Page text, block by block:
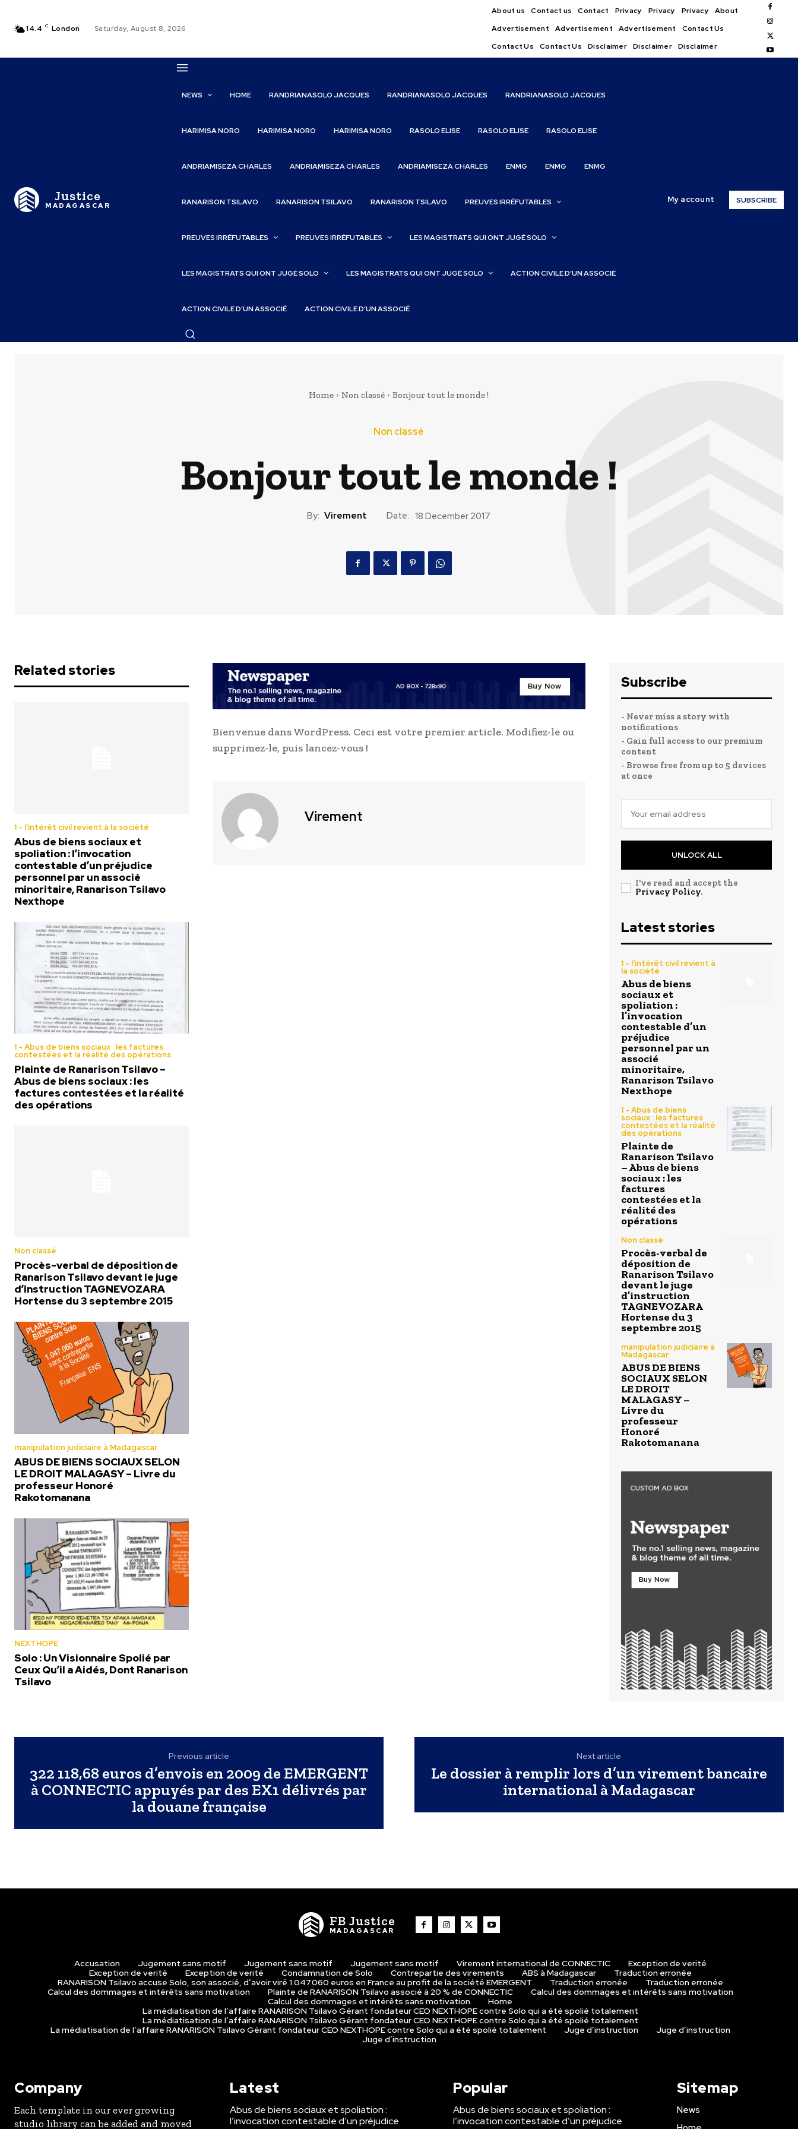
14.4 C London Saturday, August 8, 2026
About us Contact us Contact Privacy Privacy Privacy
About
Advertisement
Advertisement Advertisement
Contact Us
Contact Us
Contact Us Disclaimer Disclaimer Disclaimer
Justice
MADAGASCAR
NEWS HOME RANDRIANASOLO JACQUES RANDRIANASOLO JACQUES RANDRIANASOLO JACQUES
HARIMISA NORO HARIMISA NORO HARIMISA NORO RASOLO ELISE RASOLO ELISE RASOLO ELISE
ANDRIAMISEZA CHARLES ANDRIAMISEZA CHARLES ANDRIAMISEZA CHARLES ENMG ENMG ENMG
RANARISON TSILAVO RANARISON TSILAVO RANARISON TSILAVO PREUVES IRRÉFUTABLES
PREUVES IRRÉFUTABLES PREUVES IRRÉFUTABLES LES MAGISTRATS QUI ONT JUGÉ SOLO
LES MAGISTRATS QUI ONT JUGÉ SOLO LES MAGISTRATS QUI ONT JUGÉ SOLO ACTION CIVILE D’UN ASSOCIÉ
ACTION CIVILE D’UN ASSOCIÉ ACTION CIVILE D’UN ASSOCIÉ
My account SUBSCRIBE
Home Non classé Bonjour tout le monde !
Non classé
Bonjour tout le monde !
By: Virement Date: 18 December 2017
Related stories
1 - l'intérêt civil revient à la société
Abus de biens sociaux et
spoliation : l’invocation
contestable d’un préjudice
personnel par un associé
minoritaire, Ranarison Tsilavo
Nexthope
1 - Abus de biens sociaux : les factures
contestées et la réalité des opérations
Plainte de Ranarison Tsilavo –
Abus de biens sociaux : les
factures contestées et la réalité
des opérations
Non classé
Procès-verbal de déposition de
Ranarison Tsilavo devant le juge
d’instruction TAGNEVOZARA
Hortense du 3 septembre 2015
manipulation judiciaire à Madagascar
ABUS DE BIENS SOCIAUX SELON
LE DROIT MALAGASY – Livre du
professeur Honoré
Rakotomanana
NEXTHOPE
Solo : Un Visionnaire Spolié par
Ceux Qu’il a Aidés, Dont Ranarison
Tsilavo
Bienvenue dans WordPress. Ceci est votre premier article. Modifiez-le ou
supprimez-le, puis lancez-vous !
Virement
Subscribe
- Never miss a story with
notifications
- Gain full access to our premium
content
- Browse free from up to 5 devices
at once
UNLOCK ALL
I've read and accept the
Privacy Policy.
Latest stories
1 - l'intérêt civil revient à
la société
Abus de biens
sociaux et
spoliation :
l’invocation
contestable d’un
préjudice
personnel par un
associé
minoritaire,
Ranarison Tsilavo
Nexthope
1 - Abus de biens
sociaux : les factures
contestées et la réalité
des opérations
Plainte de
Ranarison Tsilavo
– Abus de biens
sociaux : les
factures
contestées et la
réalité des
opérations
Non classé
Procès-verbal de
déposition de
Ranarison Tsilavo
devant le juge
d’instruction
TAGNEVOZARA
Hortense du 3
septembre 2015
manipulation judiciaire à
Madagascar
ABUS DE BIENS
SOCIAUX SELON
LE DROIT
MALAGASY –
Livre du
professeur
Honoré
Rakotomanana
Previous article
322 118,68 euros d’envois en 2009 de EMERGENT
à CONNECTIC appuyés par des EX1 délivrés par
la douane française
Next article
Le dossier à remplir lors d’un virement bancaire
international à Madagascar
FB Justice
MADAGASCAR
Accusation Jugement sans motif Jugement sans motif Jugement sans motif Virement international de CONNECTIC
Exception de verité
Exception de verité
Exception de verité Condamnation de Solo Contrepartie des virements ABS à Madagascar
Traduction erronée
RANARISON Tsilavo accuse Solo, son associé, d’avoir viré 1.047.060 euros en France au profit de la société EMERGENT
Traduction erronée
Traduction erronée
Calcul des dommages et intérêts sans motivation
Plainte de RANARISON Tsilavo associé à 20 % de CONNECTIC
Calcul des dommages et intérêts sans motivation
Calcul des dommages et intérêts sans motivation
Home
La médiatisation de l’affaire RANARISON Tsilavo Gérant fondateur CEO NEXTHOPE contre Solo qui a été spolié totalement
La médiatisation de l’affaire RANARISON Tsilavo Gérant fondateur CEO NEXTHOPE contre Solo qui a été spolié totalement
La médiatisation de l’affaire RANARISON Tsilavo Gérant fondateur CEO NEXTHOPE contre Solo qui a été spolié totalement
Juge d’instruction
Juge d’instruction
Juge d’instruction
Company
Each template in our ever growing
studio library can be added and moved
Latest
Abus de biens sociaux et spoliation :
l’invocation contestable d’un préjudice
Popular
Abus de biens sociaux et spoliation :
l’invocation contestable d’un préjudice
Sitemap
News